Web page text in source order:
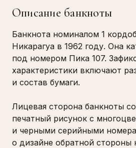
Описание банкноты
Банкнота номиналом 1
Никарагуа в 1962 году. Она
под номером Пика 107.
характеристики включают
и состав бумаги.
Лицевая сторона банкноты
печатный рисунок с
и черными серийными
о дизайне обратной стороны